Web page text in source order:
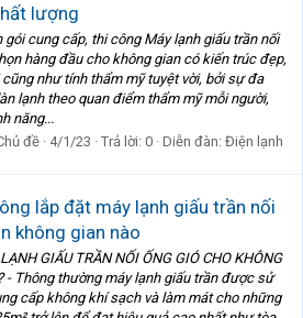
lượng
gói cung cấp, thi công Máy lạnh giấu trần nối
hàng đầu cho không gian có kiến trúc đẹp,
như tính thẩm mỹ tuyệt vời, bởi sự đa
lạnh theo quan điểm thẩm mỹ mỗi người,
năng...
đề 4/1/23 Trả lời: 0 Diễn đàn: Điện lạnh
lắp đặt máy lạnh giấu trần nối
không gian nào
GIẤU TRẦN NỐI ỐNG GIÓ CHO KHÔNG
- Thông thường máy lạnh giấu trần được sử
cấp không khí sạch và làm mát cho những